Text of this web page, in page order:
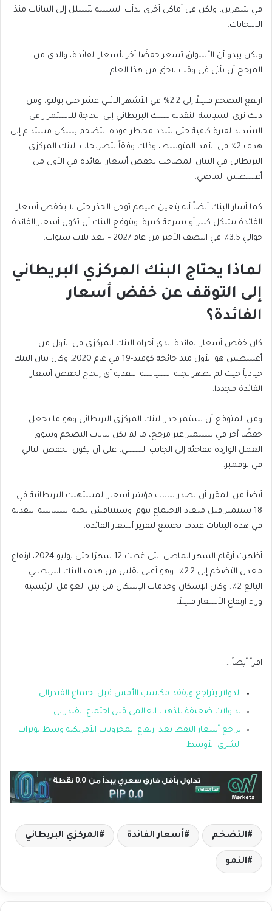
في شهرين، ولكن في أماكن أخرى بدأت السلبية تتسلل إلى البيانات منذ
الانتخابات.
ولكن يبدو أن الأسواق تسعر خفضًا آخر لأسعار الفائدة، والذي من
المرجح أن يأتي في وقت لاحق من هذا العام.
ارتفع التضخم قليلاً إلى 2.2% في الأشهر الاثني عشر حتى يوليو، ومن
ذلك ترى السياسة النقدية للبنك البريطاني إلى الحاجة للاستمرار في
التشديد لفترة كافية حتى تتبدد مخاطر عودة التضخم بشكل مستدام إلى
هدف 2٪ في الأمد المتوسط، وذلك وفقاً لتصريحات البنك المركزي
البريطاني في البيان المصاحب لخفض أسعار الفائدة في الأول من
أغسطس الماضي.
كما أشار البنك أيضاً أنه يتعين عليهم توخي الحذر حتى لا يخفض أسعار
الفائدة بشكل كبير أو بسرعة كبيرة. ويتوقع البنك أن تكون أسعار الفائدة
حوالي 3.5٪ في النصف الأخير من عام 2027 – بعد ثلاث سنوات.
لماذا يحتاج البنك المركزي البريطاني
إلى التوقف عن خفض أسعار
الفائدة؟
كان خفض أسعار الفائدة الذي أجراه البنك المركزي في الأول من
أغسطس هو الأول منذ جائحة كوفيد-19 في عام 2020. وكان بيان البنك
حيادياً حيث لم تظهر لجنة السياسة النقدية أي إلحاح لخفض أسعار
الفائدة مجددا.
ومن المتوقع أن يستمر حذر البنك المركزي البريطاني وهو ما يجعل
خفضًا آخر في سبتمبر غير مرجح، ما لم تكن بيانات التضخم وسوق
العمل الواردة مفاجئة إلى الجانب السلبي، على أن يكون الخفض التالي
في نوفمبر.
أيضاً من المقرر أن تصدر بيانات مؤشر أسعار المستهلك البريطانية في
18 سبتمبر قبل ميعاد الاجتماع بيوم. وسيتناقش لجنة السياسة النقدية
في هذه البيانات عندما تجتمع لتقرير أسعار الفائدة.
أظهرت أرقام الشهر الماضي التي غطت 12 شهرًا حتى يوليو 2024، ارتفاع
معدل التضخم إلى 2.2٪، وهو أعلى بقليل من هدف البنك البريطاني
البالغ 2٪. وكان الإسكان وخدمات الإسكان من بين العوامل الرئيسية
وراء ارتفاع الأسعار قليلاً.
اقرأ أيضاً…
الدولار يتراجع ويفقد مكاسب الأمس قبل اجتماع الفيدرالي
تداولات ضعيفة للذهب العالمي قبل اجتماع الفيدرالي
تراجع أسعار النفط بعد ارتفاع المخزونات الأمريكية وسط توترات
الشرق الأوسط
التضخم أسعار الفائدة المركزي البريطاني
النمو